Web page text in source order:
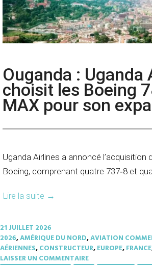
Ouganda : Uganda
choisit les Boeing
MAX pour son
Uganda Airlines a annoncé l’acquisition
Boeing, comprenant quatre 737‑8 et
Lire la suite →
21 JUILLET 2026
2026,AMÉRIQUE DU NORD,AVIATION
AÉRIENNES,CONSTRUCTEUR,EUROPE,FRANCE
LAISSER UN COMMENTAIRE